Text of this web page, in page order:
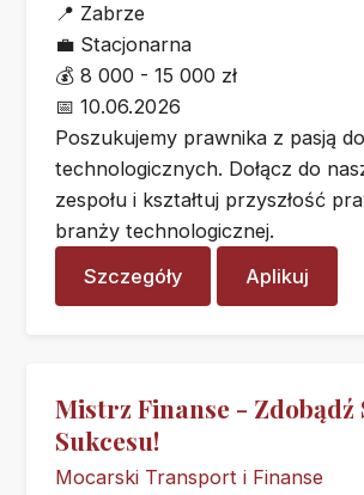
📍 Zabrze
💼 Stacjonarna
💰 8 000 - 15 000 zł
📅 10.06.2026
Poszukujemy prawnika z pasją
technologicznych. Dołącz do
zespołu i kształtuj przyszłość
branży technologicznej.
Szczegóły
Aplikuj
Mistrz Finanse - Zdobądź
Sukcesu!
Mocarski Transport i Finanse